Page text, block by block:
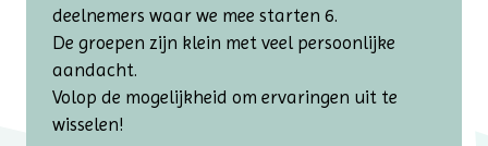
deelnemers waar we mee starten 6.
De groepen zijn klein met veel persoonlijke
aandacht.
Volop de mogelijkheid om ervaringen uit te
wisselen!